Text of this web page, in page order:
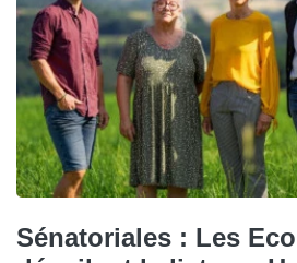
Sénatoriales : Les